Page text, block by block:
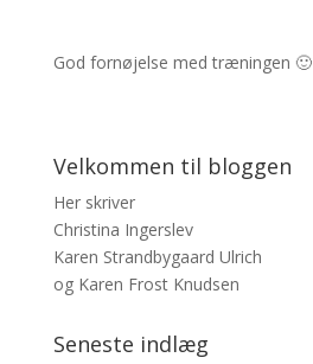
God fornøjelse med træningen 🙂
Velkommen til bloggen
Her skriver
Christina Ingerslev
Karen Strandbygaard Ulrich
og Karen Frost Knudsen
Seneste indlæg